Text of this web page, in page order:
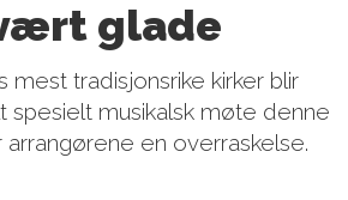
glade
mest tradisjonsrike kirker blir
spesielt musikalsk møte denne
arrangørene en overraskelse.